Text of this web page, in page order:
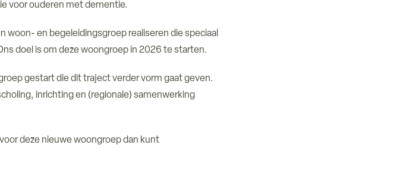
voor ouderen met dementie.
woon- en begeleidingsgroep realiseren die speciaal
doel is om deze woongroep in 2026 te starten.
gestart die dit traject verder vorm gaat geven.
inrichting en (regionale) samenwerking
deze nieuwe woongroep dan kunt